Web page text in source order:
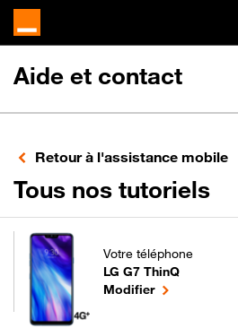
Aide et contact
Retour à l'assistance mobile
Tous nos tutoriels
Votre téléphone
LG G7 ThinQ
pour votre LG G7
Modifierle téléphone